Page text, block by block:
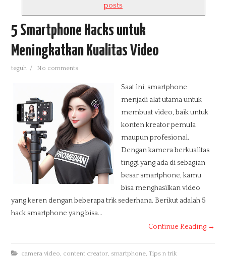
INFO TEKNOLOGI
TUTORIAL
PENDIDIKAN
TIPS N TRIK
DOWNLOAD
MEDIA SOSIAL
INFO LOKER
E-BOOK
posts
5 Smartphone Hacks untuk
Meningkatkan Kualitas Video
teguh / No comments
Saat ini, smartphone
menjadi alat utama untuk
membuat video, baik untuk
konten kreator pemula
maupun profesional.
Dengan kamera berkualitas
tinggi yang ada di sebagian
besar smartphone, kamu
bisa menghasilkan video
yang keren dengan beberapa trik sederhana. Berikut adalah 5
hack smartphone yang bisa...
Continue Reading →
camera video, content creator, smartphone,Tips n trik